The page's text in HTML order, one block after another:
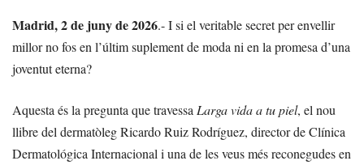
Madrid, 2 de juny de 2026.- I si el veritable secret per envellir
millor no fos en l’últim suplement de moda ni en la promesa d’una
joventut eterna?
Aquesta és la pregunta que travessa Larga vida a tu piel, el nou
llibre del dermatòleg Ricardo Ruiz Rodríguez, director de Clínica
Dermatológica Internacional i una de les veus més reconegudes en